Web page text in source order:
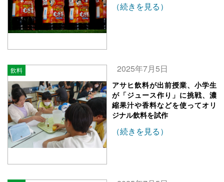
（続きを見る）
飲料 2025年7月5日
アサヒ飲料が出前授業、小学生
が「ジュース作り」に挑戦、濃
縮果汁や香料などを使ってオリ
ジナル飲料を試作
（続きを見る）